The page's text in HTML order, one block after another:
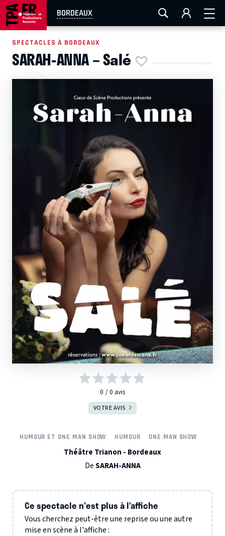
BORDEAUX
AIX-MARSEILLE AURAY LA ROCHELLE
EN TOURNÉE
0 0 avis
VOTRE AVIS
SPECTACLES À BORDEAUX
SARAH-ANNA – Salé
HUMOUR ET ONE MAN SHOW HUMOUR ONE MAN SHOW
Théâtre Trianon - Bordeaux
DeSARAH-ANNA
Ce spectacle n'est plus à l’affiche
Vous cherchez peut-être une reprise ou une autre
mise en scène à l'affiche :